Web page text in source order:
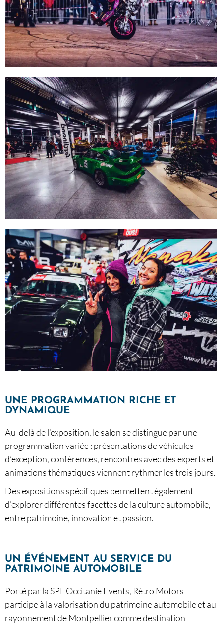
UNE PROGRAMMATION RICHE ET
DYNAMIQUE
Au-delà de l’exposition, le salon se distingue par une
programmation variée : présentations de véhicules
d’exception, conférences, rencontres avec des experts et
animations thématiques viennent rythmer les trois jours.
Des expositions spécifiques permettent également
d’explorer différentes facettes de la culture automobile,
entre patrimoine, innovation et passion.
UN ÉVÉNEMENT AU SERVICE DU
PATRIMOINE AUTOMOBILE
Porté par la SPL Occitanie Events, Rétro Motors
participe à la valorisation du patrimoine automobile et au
rayonnement de Montpellier comme destination